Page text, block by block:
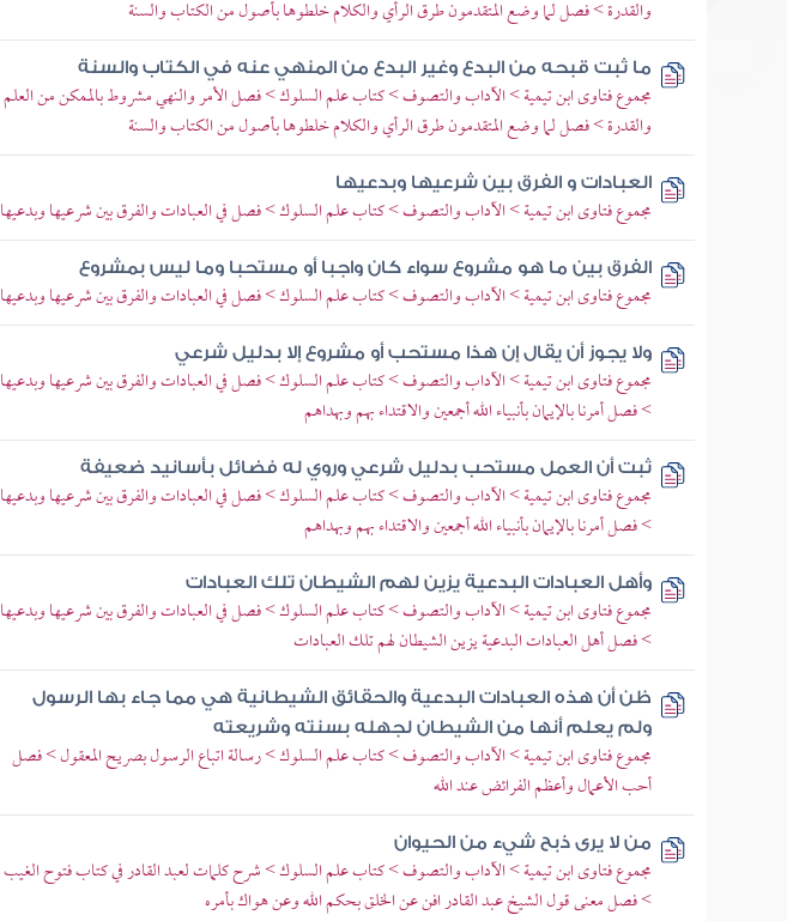
والقدرة > فصل لما وضع المتقدمون طرق الرأي والكلام خلطوها بأصول من الكتاب والسنة
ما ثبت قبحه من البدع وغير البدع من المنهي عنه في الكتاب والسنة
مجموع فتاوى ابن تيمية > الآداب والتصوف > كتاب علم السلوك > فصل الأمر والنهي مشروط بالممكن من العلم
والقدرة > فصل لما وضع المتقدمون طرق الرأي والكلام خلطوها بأصول من الكتاب والسنة
العبادات و الفرق بين شرعيها وبدعيها
مجموع فتاوى ابن تيمية > الآداب والتصوف > كتاب علم السلوك > فصل في العبادات والفرق بين شرعيها وبدعيها
الفرق بين ما هو مشروع سواء كان واجبا أو مستحبا وما ليس بمشروع
مجموع فتاوى ابن تيمية > الآداب والتصوف > كتاب علم السلوك > فصل في العبادات والفرق بين شرعيها وبدعيها
ولا يجوز أن يقال إن هذا مستحب أو مشروع إلا بدليل شرعي
مجموع فتاوى ابن تيمية > الآداب والتصوف > كتاب علم السلوك > فصل في العبادات والفرق بين شرعيها وبدعيها
> فصل أمرنا بالإيمان بأنبياء الله أجمعين والاقتداء بهم وبهداهم
ثبت أن العمل مستحب بدليل شرعي وروي له فضائل بأسانيد ضعيفة
مجموع فتاوى ابن تيمية > الآداب والتصوف > كتاب علم السلوك > فصل في العبادات والفرق بين شرعيها وبدعيها
> فصل أمرنا بالإيمان بأنبياء الله أجمعين والاقتداء بهم وبهداهم
وأهل العبادات البدعية يزين لهم الشيطان تلك العبادات
مجموع فتاوى ابن تيمية > الآداب والتصوف > كتاب علم السلوك > فصل في العبادات والفرق بين شرعيها وبدعيها
> فصل أهل العبادات البدعية يزين الشيطان لهم تلك العبادات
ظن أن هذه العبادات البدعية والحقائق الشيطانية هي مما جاء بها الرسول
ولم يعلم أنها من الشيطان لجهله بسنته وشريعته
مجموع فتاوى ابن تيمية > الآداب والتصوف > كتاب علم السلوك > رسالة اتباع الرسول بصريح المعقول > فصل
أحب الأعمال وأعظم الفرائض عند الله
من لا يرى ذبح شيء من الحيوان
مجموع فتاوى ابن تيمية > الآداب والتصوف > كتاب علم السلوك > شرح كلمات لعبد القادر في كتاب فتوح الغيب
> فصل معنى قول الشيخ عبد القادر افن عن الخلق بحكم الله وعن هواك بأمره